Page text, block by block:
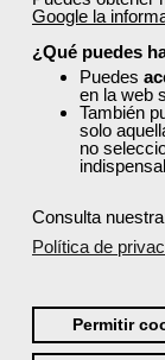
Google la
¿Qué puedes
Puedes
en la web
También
solo
no
Consulta nuestra
Política de
Permitir